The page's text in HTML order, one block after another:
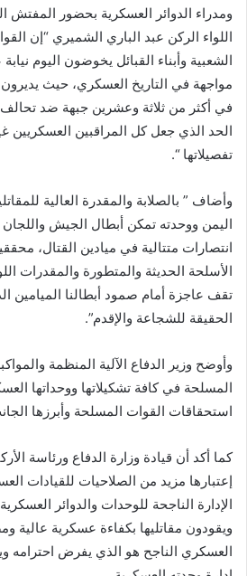
ومدراء الدوائر العسكرية بحضور المفتش
اللواء الركن عبد الباري الشميري “إن
الشعبية وأبناء القبائل يخوضون اليوم
مواجهة في التاريخ العسكري، حيث
في أكثر من ثلاثة وعشرين جبهة ضد
الحد الذي جعل كل المراقبين العسكريين
تفصيلاتها “.
وأضاف ” بالصلابة والمقدرة العالية
اليمن ووحدته تمكن أبطال الجيش
انتصارات متتالية في ميادين القتال،
الأسلحة الحديثة والمتطورة والمقدرات
تقف عاجزة أمام صمود أبطالنا الميامين
الحقيقة للشجاعة والإقدم”.
وأوضح وزير الدفاع الآلية المنظمة
المسلحة في كافة تشكيلاتها ووحداتها
استحقاقات القوات المسلحة وأبرزها
كما أكد أن قيادة وزارة الدفاع ورئاسة
إعتبارها مزيد من الصلاحيات للقيادات
الإدارة الناجحة للوحدات والدوائر
ويقودون مقاتليها بكفاءة عسكرية عالية
العسكري الناجح هو الذي يفرض احترامه